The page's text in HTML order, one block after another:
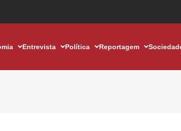
Entrevista Política Reportagem